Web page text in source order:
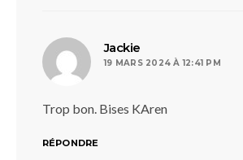
Jackie
19 MARS 2024 À 12:41 PM
Trop bon. Bises KAren
RÉPONDRE